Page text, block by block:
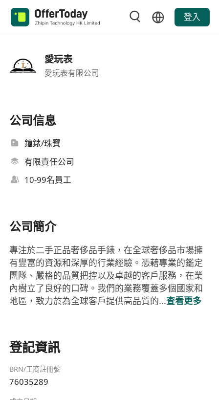
登入
愛玩表
愛玩表有限公司
公司信息
鐘錶/珠寶
有限責任公司
10-99名員工
公司簡介
專注於二手正品奢侈品手錶，在全球奢侈品市場擁
有豐富的資源和深厚的行業經驗。憑藉專業的鑑定
團隊、嚴格的品質把控以及卓越的客戶服務，在業
內樹立了良好的口碑。我們的業務覆蓋多個國家和
地區，致力於為全球客戶提供高品質的...查看更多
登記資訊
BRN/工商註冊號
76035289